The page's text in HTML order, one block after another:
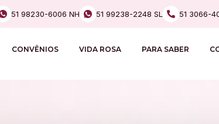
51 98230-6006 NH 51 99238-2248 SL 51 3066-
CONVÊNIOS VIDA ROSA PARA SABER